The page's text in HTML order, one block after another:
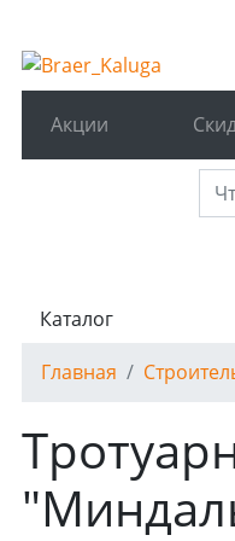
Акции
Каталог
Главная